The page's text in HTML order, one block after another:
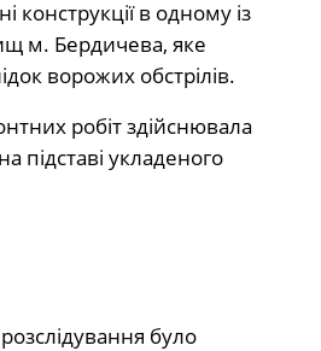
конструкції в одному із
м. Бердичева, яке
ворожих обстрілів.
робіт здійснювала
підставі укладеного
було